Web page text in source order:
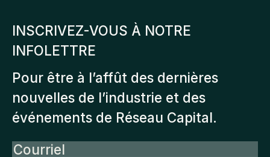
INSCRIVEZ-VOUS À NOTRE
INFOLETTRE
Pour être à l’affût des dernières
nouvelles de l’industrie et des
événements de Réseau Capital.
Courriel